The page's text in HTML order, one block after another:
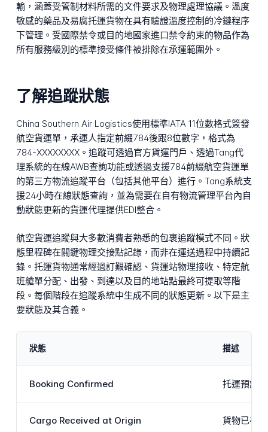
輸，涵蓋受管制材料所需的文件要求及物理處理協議。溫度
敏感的藥品及易腐托運貨物在具有驗證溫度控制的冷鏈程序
下管理。受國際禁令或目的地國家進口禁令約束的物品作為
所有服務級別的標準接受條件被排除在承運範圍外。
了解追蹤狀態
China Southern Air Logistics使用標準IATA 11位數格式簽發
航空貨運單，承運人指定前綴784後跟8位數字，格式為
784-XXXXXXXX。追蹤可透過官方貨運門戶、透過Tang代
理系統的在線AWB查詢功能或透過支援784前綴航空貨運單
的第三方物流追蹤平台（包括其他平台）進行。Tang系統支
援24小時在線狀態查詢，並為需要在自有物流管理平台內自
動狀態更新的貨運代理提供EDI整合。
航空貨運追蹤與大多數消費者熟悉的包裹追蹤模式不同。狀
態里程碑在關鍵物理交接點記錄，而非在運送過程中持續記
錄。托運貨物通常經過訂艱確認、貨運站物理接收、特定航
班艙單分配、出發、到達以及目的地站點最終可提取等階
段。每個階段在追蹤系統中生成不同的狀態更新。以下是主
要狀態及其含義。
狀態 描述
Booking Confirmed 托運預訂
Cargo Received at Origin 貨物已在